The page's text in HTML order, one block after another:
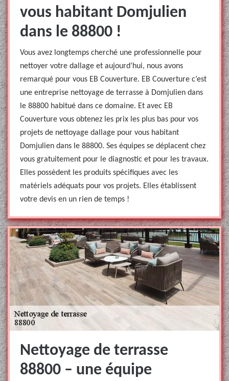
vous habitant Domjulien
dans le 88800 !
Vous avez longtemps cherché une professionnelle pour
nettoyer votre dallage et aujourd’hui, nous avons
remarqué pour vous EB Couverture. EB Couverture c’est
une entreprise nettoyage de terrasse à Domjulien dans
le 88800 habitué dans ce domaine. Et avec EB
Couverture vous obtenez les prix les plus bas pour vos
projets de nettoyage dallage pour vous habitant
Domjulien dans le 88800. Ses équipes se déplacent chez
vous gratuitement pour le diagnostic et pour les travaux.
Elles possèdent les produits spécifiques avec les
matériels adéquats pour vos projets. Elles établissent
votre devis en un rien de temps !
Nettoyage de terrasse
88800 – une équipe